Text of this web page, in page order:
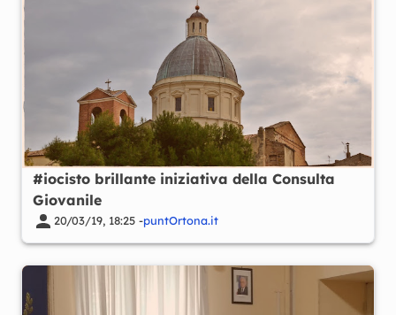
#iocisto brillante iniziativa della Consulta
Giovanile
20/03/19, 18:25 -puntOrtona.it